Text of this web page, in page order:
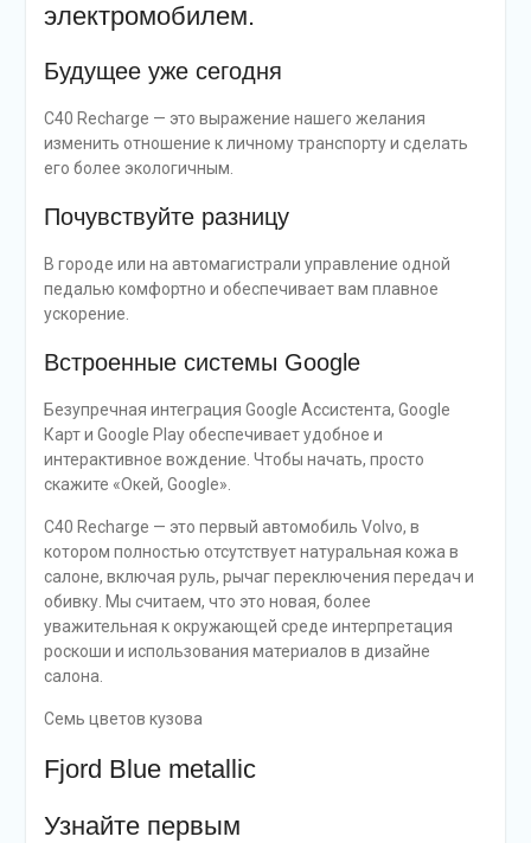
электромобилем.
Будущее уже сегодня
C40 Recharge — это выражение нашего желания
изменить отношение к личному транспорту и сделать
его более экологичным.
Почувствуйте разницу
В городе или на автомагистрали управление одной
педалью комфортно и обеспечивает вам плавное
ускорение.
Встроенные системы Google
Безупречная интеграция Google Ассистента, Google
Карт и Google Play обеспечивает удобное и
интерактивное вождение. Чтобы начать, просто
скажите «Окей, Google».
C40 Recharge — это первый автомобиль Volvo, в
котором полностью отсутствует натуральная кожа в
салоне, включая руль, рычаг переключения передач и
обивку. Мы считаем, что это новая, более
уважительная к окружающей среде интерпретация
роскоши и использования материалов в дизайне
салона.
Семь цветов кузова
Fjord Blue metallic
Узнайте первым